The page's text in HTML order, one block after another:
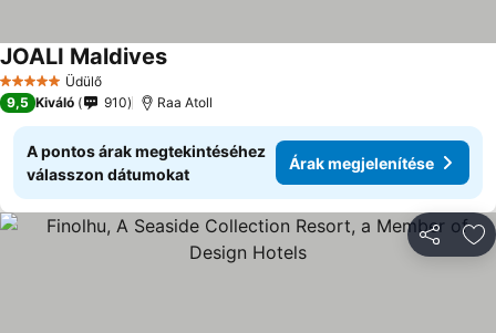
5 KategóriaÜdülő
JOALI MaldivesÁrak megjelenítése
9,5 Kiváló 910 Raa Atoll
A pontos árak megtekintéséhez
válasszon dátumokat
Árak megjelenítése